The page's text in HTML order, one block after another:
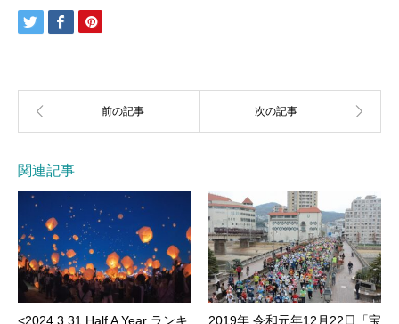
関連記事
<2024.3.31 Half A Year ランキ 2019年 令和元年12月22日「宝